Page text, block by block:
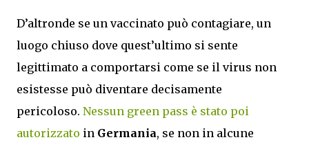
D’altronde se un vaccinato può contagiare, un
luogo chiuso dove quest’ultimo si sente
legittimato a comportarsi come se il virus non
esistesse può diventare decisamente
pericoloso. Nessun green pass è stato poi
autorizzato in Germania, se non in alcune